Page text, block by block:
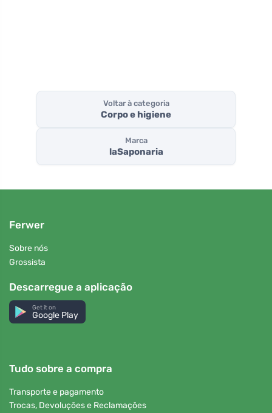
Voltar à categoria
Corpo e higiene
Marca
laSaponaria
Ferwer
Sobre nós
Grossista
Descarregue a aplicação
Get it on
Google Play
Tudo sobre a compra
Transporte e pagamento
Trocas, Devoluções e Reclamações